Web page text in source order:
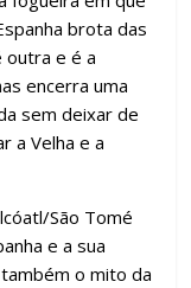
brota das
outra e é a
encerra uma
sem deixar de
a Velha e a
São Tomé
e a sua
o mito da